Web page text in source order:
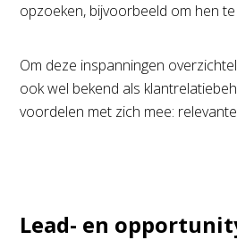
opzoeken, bijvoorbeeld om hen
Om deze inspanningen
ook wel bekend als
voordelen met zich mee:
Lead- en